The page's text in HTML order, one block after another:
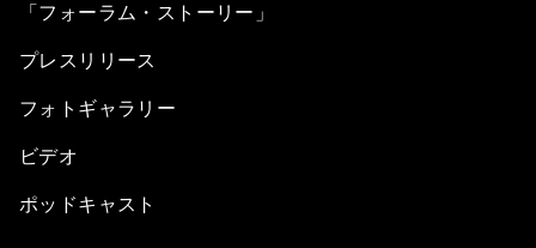
「フォーラム・ストーリー」
プレスリリース
フォトギャラリー
ビデオ
ポッドキャスト